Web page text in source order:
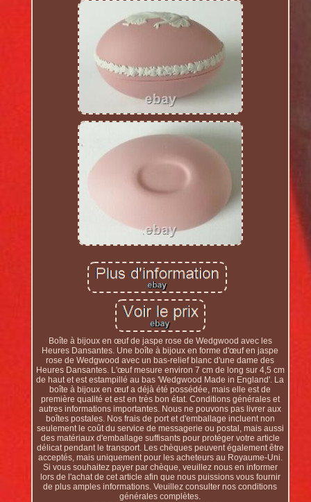
Boîte à bijoux en œuf de jaspe rose de Wedgwood avec les
Heures Dansantes. Une boîte à bijoux en forme d'œuf en jaspe
rose de Wedgwood avec un bas-relief blanc d'une dame des
Heures Dansantes. L'œuf mesure environ 7 cm de long sur 4,5 cm
de haut et est estampillé au bas 'Wedgwood Made in England'. La
boîte à bijoux en œuf a déjà été possédée, mais elle est de
première qualité et est en très bon état. Conditions générales et
autres informations importantes. Nous ne pouvons pas livrer aux
boîtes postales. Nos frais de port et d'emballage incluent non
seulement le coût du service de messagerie ou postal, mais aussi
des matériaux d'emballage suffisants pour protéger votre article
délicat pendant le transport. Les chèques peuvent également être
acceptés, mais uniquement pour les acheteurs au Royaume-Uni.
Si vous souhaitez payer par chèque, veuillez nous en informer
lors de l'achat de cet article afin que nous puissions vous fournir
de plus amples informations. Veuillez consulter nos conditions
générales complètes.